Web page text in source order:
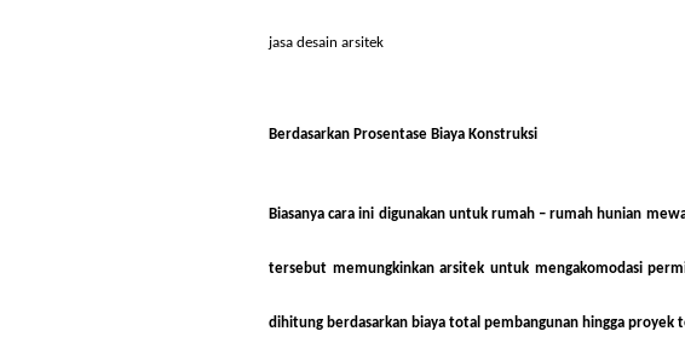
jasa desain arsitek
Berdasarkan Prosentase Biaya Konstruksi
Biasanya cara ini digunakan untuk rumah – rumah hunian
tersebut memungkinkan arsitek untuk mengakomodasi
dihitung berdasarkan biaya total pembangunan hingga proyek